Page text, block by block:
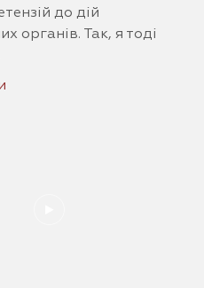
до дій
органів. Так, я тоді